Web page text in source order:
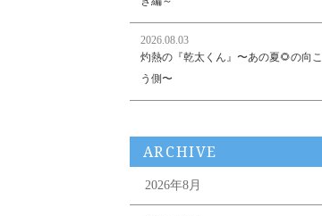
2026.08.03
灼熱の『乾太くん』〜あの夏🌻の向こ
う側〜
ARCHIVE
2026年8月